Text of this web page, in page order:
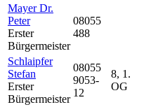
Mayer Dr.
Peter
Erster
Bürgermeister
08055
488
Schlaipfer
Stefan
Erster
Bürgermeister
08055
9053-
12
8, 1.
OG